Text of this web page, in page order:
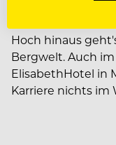
Hoch hinaus
Bergwelt. Auch
ElisabethHotel in
Karriere nichts im